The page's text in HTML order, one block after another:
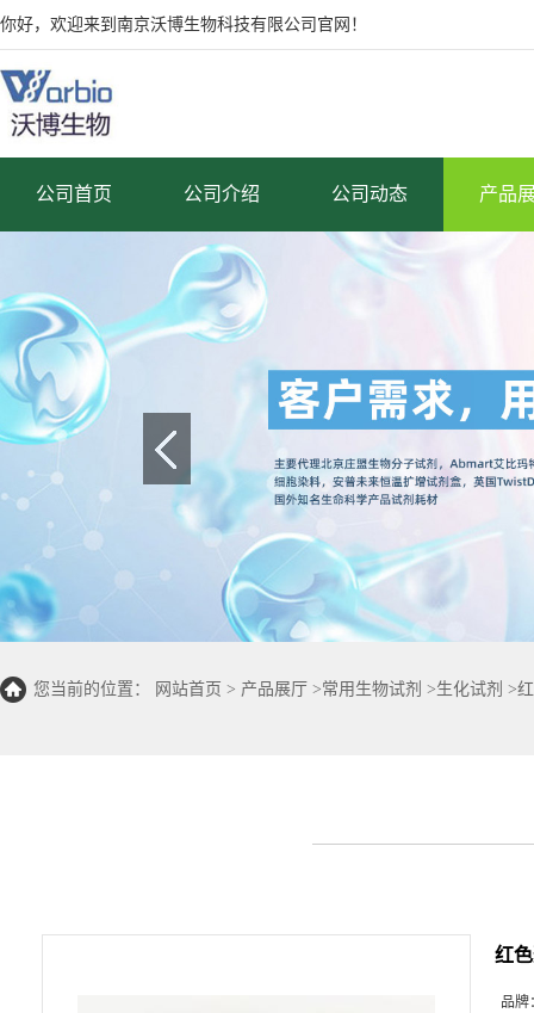
你好，欢迎来到南京沃博生物科技有限公司官网！
公司首页 公司介绍 公司动态 产品
您当前的位置： 网站首页 > 产品展厅 >常用生物试剂 >生化试剂 >
红
品牌